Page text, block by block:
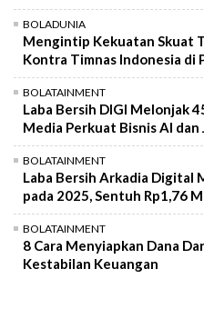
BOLADUNIA
Mengintip Kekuatan Skuat
Kontra Timnas Indonesia di
BOLATAINMENT
Laba Bersih DIGI Melonjak
Media Perkuat Bisnis AI
BOLATAINMENT
Laba Bersih Arkadia Digital
pada 2025, Sentuh Rp1,76
BOLATAINMENT
8 Cara Menyiapkan Dana
Kestabilan Keuangan